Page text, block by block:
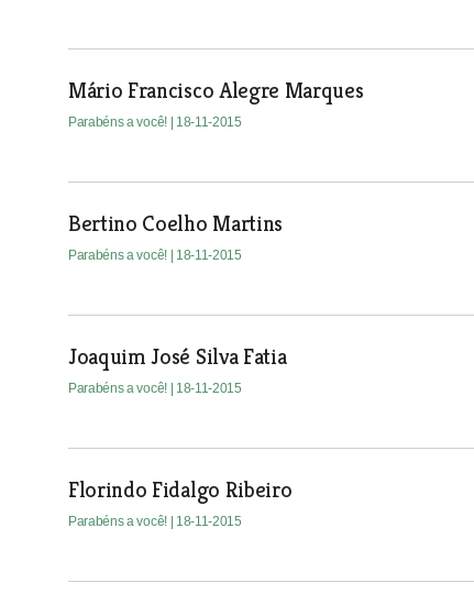
Mário Francisco Alegre Marques
Parabéns a você! | 18-11-2015
Bertino Coelho Martins
Parabéns a você! | 18-11-2015
Joaquim José Silva Fatia
Parabéns a você! | 18-11-2015
Florindo Fidalgo Ribeiro
Parabéns a você! | 18-11-2015